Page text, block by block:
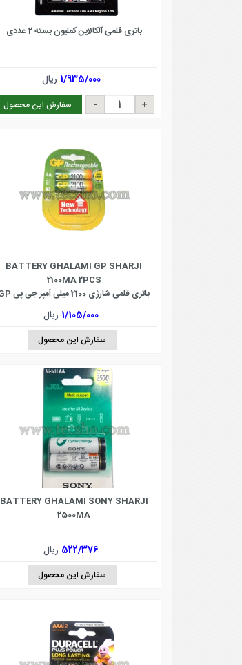
باتری قلمی آلکالاین کملیون بسته 2 عددی
1/935/000 ریال
سفارش این محصول
BATTERY GHALAMI GP SHARJI
2100MA 2PCS
باتری قلمی شارژی 2100 میلی آمپر جی پی GP
1/105/000 ریال
سفارش این محصول
BATTERY GHALAMI SONY SHARJI
2500MA
522/376 ریال
سفارش این محصول